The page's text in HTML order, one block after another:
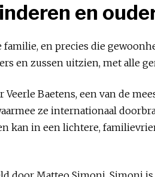
en
familie, en precies die
en zussen uitzien, met alle
Baetens, een van de
ze internationaal
kan in een lichtere,